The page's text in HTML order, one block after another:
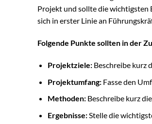
Projekt und sollte die wichtigsten
sich in erster Linie an
Folgende Punkte sollten in der
Projektziele:Beschreibe kurz
Projektumfang:Fasse den
Methoden:Beschreibe kurz
Ergebnisse:Stelle die